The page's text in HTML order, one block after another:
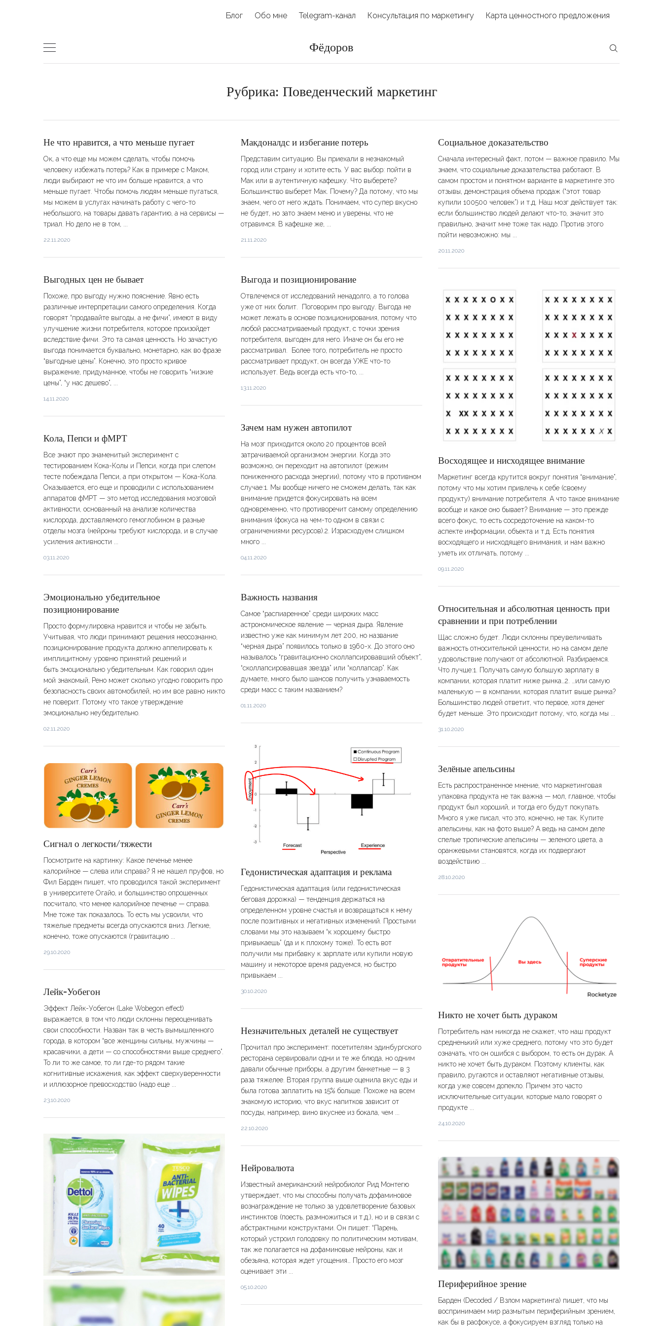
Блог Обо мне Telegram-канал Консультация по маркетингу Карта ценностного предложения
Фёдоров
Рубрика: Поведенческий маркетинг
Не что нравится, а что меньше пугает
Ок, а что еще мы можем сделать, чтобы помочь
человеку избежать потерь? Как в примере с Маком,
люди выбирают не что им больше нравится, а что
меньше пугает. Чтобы помочь людям меньше пугаться,
мы можем в услугах начинать работу с чего-то
небольшого, на товары давать гарантию, а на сервисы —
триал. Но дело не в том, ...
22.11.2020
Макдоналдс и избегание потерь
Представим ситуацию. Вы приехали в незнакомый
город или страну и хотите есть. У вас выбор: пойти в
Мак или в аутентичную кафешку. Что выберете?
Большинство выберет Мак. Почему? Да потому, что мы
знаем, чего от него ждать. Понимаем, что супер вкусно
не будет, но зато знаем меню и уверены, что не
отравимся. В кафешке же, ...
21.11.2020
Социальное доказательство
Сначала интересный факт, потом — важное правило. Мы
знаем, что социальные доказательства работают. В
самом простом и понятном варианте в маркетинге это
отзывы, демонстрация объема продаж (“этот товар
купили 100500 человек”) и т.д. Наш мозг действует так:
если большинство людей делают что-то, значит это
правильно, значит мне тоже так надо. Против этого
пойти невозможно: мы ...
20.11.2020
Выгодных цен не бывает
Похоже, про выгоду нужно пояснение. Явно есть
различные интерпретации самого определения. Когда
говорят “продавайте выгоды, а не фичи”, имеют в виду
улучшение жизни потребителя, которое произойдет
вследствие фичи. Это та самая ценность. Но зачастую
выгода понимается буквально, монетарно, как во фразе
“выгодные цены”. Конечно, это просто кривое
выражение, придуманное, чтобы не говорить “низкие
цены”, “у нас дешево”, ...
14.11.2020
Выгода и позиционирование
Отвлечемся от исследований ненадолго, а то голова
уже от них болит. Поговорим про выгоду. Выгода не
может лежать в основе позиционирования, потому что
любой рассматриваемый продукт, с точки зрения
потребителя, выгоден для него. Иначе он бы его не
рассматривал. Более того, потребитель не просто
рассматривает продукт, он всегда УЖЕ что-то
использует. Ведь всегда есть что-то, ...
13.11.2020
​​Восходящее и нисходящее внимание
Маркетинг всегда крутится вокруг понятия “внимание”,
потому что мы хотим привлечь к себе (своему
продукту) внимание потребителя. А что такое внимание
вообще и какое оно бывает? Внимание — это прежде
всего фокус, то есть сосредоточение на каком-то
аспекте информации, объекта и т.д. Есть понятия
восходящего и нисходящего внимания, и нам важно
уметь их отличать, потому ...
09.11.2020
Зачем нам нужен автопилот
На мозг приходится около 20 процентов всей
затрачиваемой организмом энергии. Когда это
возможно, он переходит на автопилот (режим
пониженного расхода энергии), потому что в противном
случае:1. Мы вообще ничего не сможем делать, так как
внимание придется фокусировать на всем
одновременно, что противоречит самому определению
внимания (фокуса на чем-то одном в связи с
ограничениями ресурсов).2. Израсходуем слишком
много ...
04.11.2020
Кола, Пепси и фМРТ
Все знают про знаменитый эксперимент с
тестированием Кока-Колы и Пепси, когда при слепом
тесте побеждала Пепси, а при открытом — Кока-Кола.
Оказывается, его еще и проводили с использованием
аппаратов фМРТ — это метод исследования мозговой
активности, основанный на анализе количества
кислорода, доставляемого гемоглобином в разные
отделы мозга (нейроны требуют кислорода, и в случае
усиления активности ...
03.11.2020
Эмоционально убедительное
позиционирование
Просто формулировка нравится и чтобы не забыть.
Учитывая, что люди принимают решения неосознанно,
позиционирование продукта должно аппелировать к
имплицитному уровню принятий решений и
быть эмоционально убедительным. Как говорил один
мой знакомый, Рено может сколько угодно говорить про
безопасность своих автомобилей, но им все равно никто
не поверит. Потому что такое утверждение
эмоционально неубедительно.
02.11.2020
Важность названия
Самое “распиаренное” среди широких масс
астрономическое явление — черная дыра. Явление
известно уже как минимум лет 200, но название
“черная дыра” появилось только в 1960-х. До этого оно
называлось “гравитационно сколлапсировавший объект”,
“сколлапсировавшая звезда” или “коллапсар”. Как
думаете, много было шансов получить узнаваемость
среди масс с таким названием?
01.11.2020
Относительная и абсолютная ценность при
сравнении и при потреблении
Щас сложно будет. Люди склонны преувеличивать
важность относительной ценности, но на самом деле
удовольствие получают от абсолютной. Разбираемся.
Что лучше:1. Получать самую большую зарплату в
компании, которая платит ниже рынка…2. …или самую
маленькую — в компании, которая платит выше рынка?
Большинство людей ответит, что первое, хотя денег
будет меньше. Это происходит потому, что, когда мы ...
31.10.2020
​​Гедонистическая адаптация и реклама
Гедонистическая адаптация (или гедонистическая
беговая дорожка) — тенденция держаться на
определенном уровне счастья и возвращаться к нему
после позитивных и негативных изменений. Простыми
словами мы это называем “к хорошему быстро
привыкаешь” (да и к плохому тоже). То есть вот
получили мы прибавку к зарплате или купили новую
машину и некоторое время радуемся, но быстро
привыкаем ...
30.10.2020
​​Сигнал о легкости/тяжести
Посмотрите на картинку: Какое печенье менее
калорийное — слева или справа? Я не нашел пруфов, но
Фил Барден пишет, что проводился такой эксперимент
в университете Огайо, и большинство опрошенных
посчитало, что менее калорийное печенье — справа.
Мне тоже так показалось. То есть мы усвоили, что
тяжелые предметы всегда опускаются вниз. Легкие,
конечно, тоже опускаются (гравитацию ...
29.10.2020
​​Зелёные апельсины
Есть распространенное мнение, что маркетинговая
упаковка продукта не так важна — мол, главное, чтобы
продукт был хороший, и тогда его будут покупать.
Много я уже писал, что это, конечно, не так. Купите
апельсины, как на фото выше? А ведь на самом деле
спелые тропические апельсины — зеленого цвета, а
оранжевыми становятся, когда их подвергают
воздействию ...
28.10.2020
​​Никто не хочет быть дураком
Потребитель нам никогда не скажет, что наш продукт
средненький или хуже среднего, потому что это будет
означать, что он ошибся с выбором, то есть он дурак. А
никто не хочет быть дураком. Поэтому клиенты, как
правило, ругаются и оставляют негативные отзывы,
когда уже совсем допекло. Причем это часто
исключительные ситуации, которые мало говорят о
продукте ...
24.10.2020
Лейк-Уобегон
Эффект Лейк-Уобегон (Lake Wobegon effect)
выражается, в том что люди склонны переоценивать
свои способности. Назван так в честь вымышленного
города, в котором “все женщины сильны, мужчины —
красавчики, а дети — со способностями выше среднего”.
То ли то же самое, то ли где-то рядом такие
когнитивные искажения, как эффект сверхуверенности
и иллюзорное превосходство (надо еще ...
23.10.2020
Незначительных деталей не существует
Прочитал про эксперимент: посетителям эдинбургского
ресторана сервировали одни и те же блюда, но одним
давали обычные приборы, а другим банкетные — в 3
раза тяжелее. Вторая группа выше оценила вкус еды и
была готова заплатить на 15% больше. Похоже на всем
знакомую историю, что вкус напитков зависит от
посуды, например, вино вкуснее из бокала, чем ...
22.10.2020
​​Периферийное зрение
Барден (Decoded / Взлом маркетинга) пишет, что мы
воспринимаем мир размытым периферийным зрением,
как бы в расфокусе, а фокусируем взгляд только на
Нейровалюта
Известный американский нейробиолог Рид Монтегю
утверждает, что мы способны получать дофаминовое
вознаграждение не только за удовлетворение базовых
инстинктов (поесть, размножиться и т.д.), но и в связи с
абстрактными конструктами. Он пишет: “Парень,
который устроил голодовку по политическим мотивам,
так же полагается на дофаминовые нейроны, как и
обезьяна, которая ждет угощения… Просто его мозг
оценивает эти ...
05.10.2020